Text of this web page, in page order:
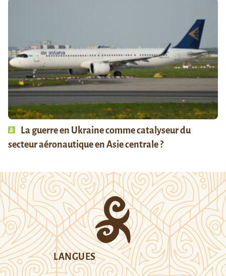
La guerre en Ukraine comme catalyseur du
secteur aéronautique en Asie centrale ?
LANGUES